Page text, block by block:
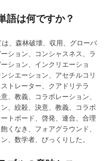
語は何ですか？
、森林破壊、収用、グローバ
ション、コンシャスネス、ラ
ション、インクリエーショ
シエーション、アセチルコリ
トレーター、クアドリテラ
、教義、コラボレーション、
、絞殺、決意、教義、コラボ
トボード、啓発、連合、合理
くなき、フォアグラウンド、
、数学者、びっくりした。